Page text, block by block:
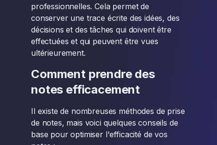
professionnelles. Cela permet de
conserver une trace écrite des idées, des
décisions et des tâches qui doivent être
effectuées et qui peuvent être vues
ultérieurement.
Comment prendre des
notes efficacement
Il existe de nombreuses méthodes de prise
de notes, mais voici quelques conseils de
base pour optimiser l'efficacité de vos